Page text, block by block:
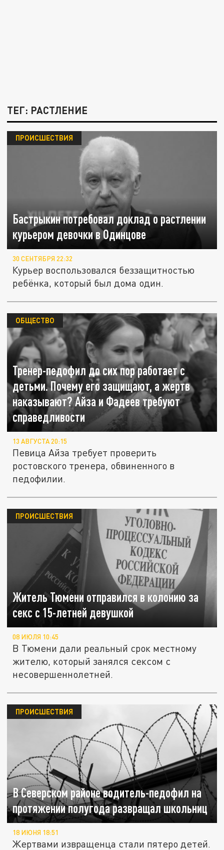
ТЕГ: РАСТЛЕНИЕ
Бастрыкин потребовал доклад о растлении
курьером девочки в Одинцове
ПРОИСШЕСТВИЯ
30 СЕНТЯБРЯ 22:32
Курьер воспользовался беззащитностью
ребёнка, который был дома один.
Тренер-педофил до сих пор работает с
детьми. Почему его защищают, а жертв
наказывают? Айза и Фадеев требуют
справедливости
ОБЩЕСТВО
13 АВГУСТА 20:15
Певица Айза требует проверить
ростовского тренера, обвиненного в
педофилии.
Житель Тюмени отправился в колонию за
секс с 15-летней девушкой
ПРОИСШЕСТВИЯ
08 ИЮЛЯ 10:45
В Тюмени дали реальный срок местному
жителю, который занялся сексом с
несовершеннолетней.
В Северском районе водитель-педофил на
протяжении полугода развращал школьниц
ПРОИСШЕСТВИЯ
18 ИЮНЯ 18:51
Жертвами извращенца стали пятеро детей.